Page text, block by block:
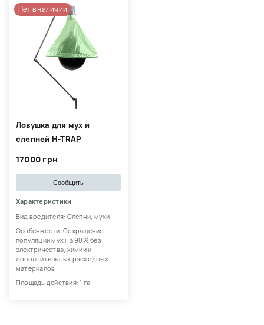
Нет в наличии
Ловушка для мух и
слепней H-TRAP
17000 грн
Сообщить
Характеристики
Вид вредителя: Слепни, мухи
Особенности: Сокращение
популяции мух на 90% без
электричества, химии и
дополнительных расходных
материалов
Площадь действия: 1 га